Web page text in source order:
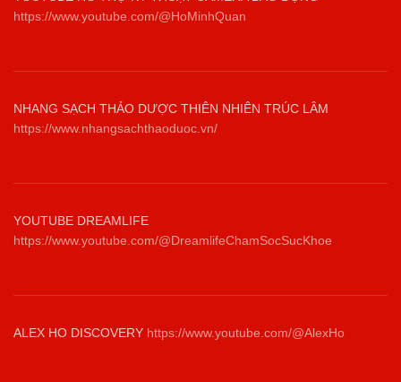
https://www.youtube.com/@HoMinhQuan
NHANG SẠCH THẢO DƯỢC THIÊN NHIÊN TRÚC LÂM
https://www.nhangsachthaoduoc.vn/
YOUTUBE DREAMLIFE
https://www.youtube.com/@DreamlifeChamSocSucKhoe
ALEX HO DISCOVERY https://www.youtube.com/@AlexHo